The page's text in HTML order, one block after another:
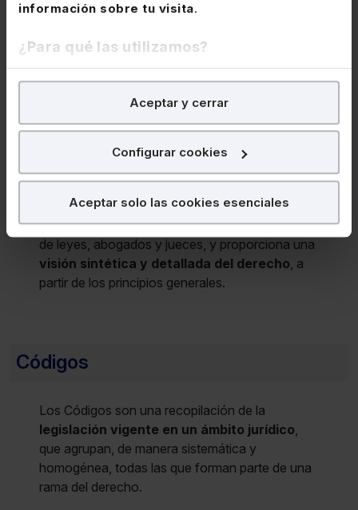
información sobre tu visita.
¿Para qué las utilizamos?
En Lefebvre utilizamos las cookies confines
para tratar demejorar tu experiencia
nuestra página web. También con fines publicitarios,
para poder mostrarte publicidad y contenidos de tu
¿Qué puedes hacer?
Puedesaceptarlas cookies para que tu experiencia
en la web sea óptima
Puedesaceptar solo las esenciales
navegador. Si no seleccionas ninguna utilizaremos las
que sean indispensables para la navegación.
Saber más acerca de las cookies
Aceptar y cerrar
Configurar cookies
Aceptar solo las cookies esenciales
explicaciones de los casos relevantes, así como
estudiosos del derecho y son un soporte
fundamental para poder interpretar las normas y
los diferentes supuestos que se plantean en el
día a día del ejercicio de la profesión.
En estas obras se recoge unaexposición
sistemática y exhaustivade los principios
generales del derecho, tanto como una guía
Están destinados principalmente a estudiantes
de leyes, abogados y jueces, y proporciona una
visión sintética y detallada del derecho, a
partir de los principios generales.
Códigos
Los Códigos son una recopilación de la
legislación vigente en un ámbito jurídico,
que agrupan, de manera sistemática y
homogénea, todas las que forman parte de una
rama del derecho.